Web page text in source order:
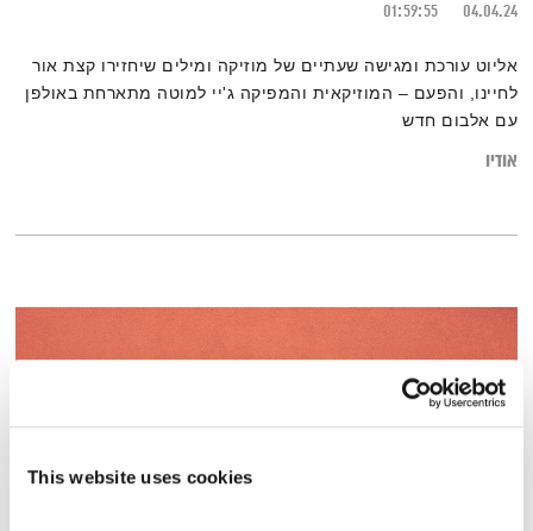
This website uses cookies
04.04.24
01:59:55
אליוט עורכת ומגישה שעתיים של מוזיקה ומילים שיחזירו קצת אור
לחיינו, והפעם – המוזיקאית והמפיקה ג'יי למוטה מתארחת באולפן
עם אלבום חדש
אודיו